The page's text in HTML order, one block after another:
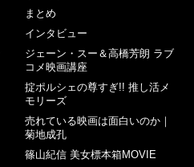
まとめ
インタビュー
ジェーン・スー＆高橋芳朗 ラブ
コメ映画講座
掟ポルシェの尊すぎ!! 推し活メ
モリーズ
売れている映画は面白いのか｜
菊地成孔
篠山紀信 美女標本箱MOVIE